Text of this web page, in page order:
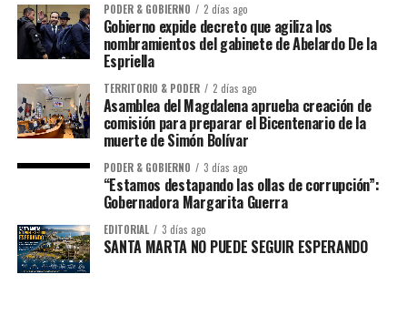
PODER & GOBIERNO 2 días ago
Gobierno expide decreto que agiliza los
nombramientos del gabinete de Abelardo De la
Espriella
TERRITORIO & PODER 2 días ago
Asamblea del Magdalena aprueba creación de
comisión para preparar el Bicentenario de la
muerte de Simón Bolívar
PODER & GOBIERNO 3 días ago
“Estamos destapando las ollas de corrupción”:
Gobernadora Margarita Guerra
EDITORIAL 3 días ago
SANTA MARTA NO PUEDE SEGUIR ESPERANDO